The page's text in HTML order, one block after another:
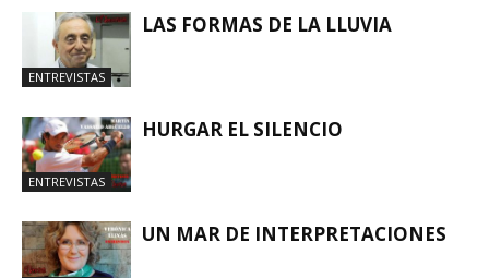
ENTREVISTAS
LAS FORMAS DE LA LLUVIA
ENTREVISTAS
HURGAR EL SILENCIO
UN MAR DE INTERPRETACIONES